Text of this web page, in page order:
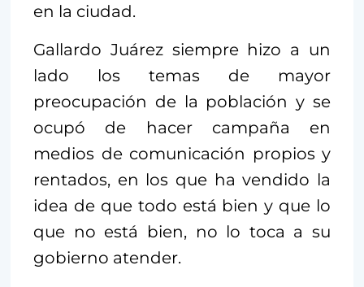
en la ciudad.
Gallardo Juárez siempre hizo a un
lado los temas de mayor
preocupación de la población y se
ocupó de hacer campaña en
medios de comunicación propios y
rentados, en los que ha vendido la
idea de que todo está bien y que lo
que no está bien, no lo toca a su
gobierno atender.